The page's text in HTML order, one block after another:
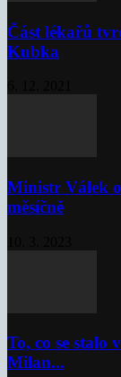
Část lékařů
Kubka
Ministr Válek
měsíčně
To, co se stalo
Milan...